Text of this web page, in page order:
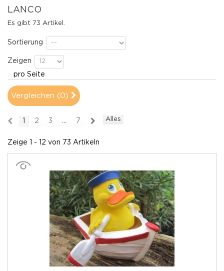
LANCO
Es gibt 73 Artikel.
Sortierung
Zeigen
pro Seite
Vergleichen (0)
Alles
2 3 7
Zeige 1 - 12 von 73 Artikeln